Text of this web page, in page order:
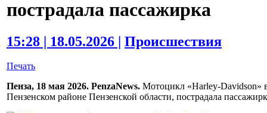
пострадала пассажирка
15:28 | 18.05.2026 | Происшествия
Печать
Пенза, 18 мая 2026. PenzaNews. Мотоцикл «Harley-Davidson»
Пензенском районе Пензенской области, пострадала